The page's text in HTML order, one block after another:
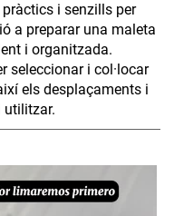
i senzills per
a preparar una maleta
i organitzada.
seleccionar i col·locar
els desplaçaments i
utilitzar.